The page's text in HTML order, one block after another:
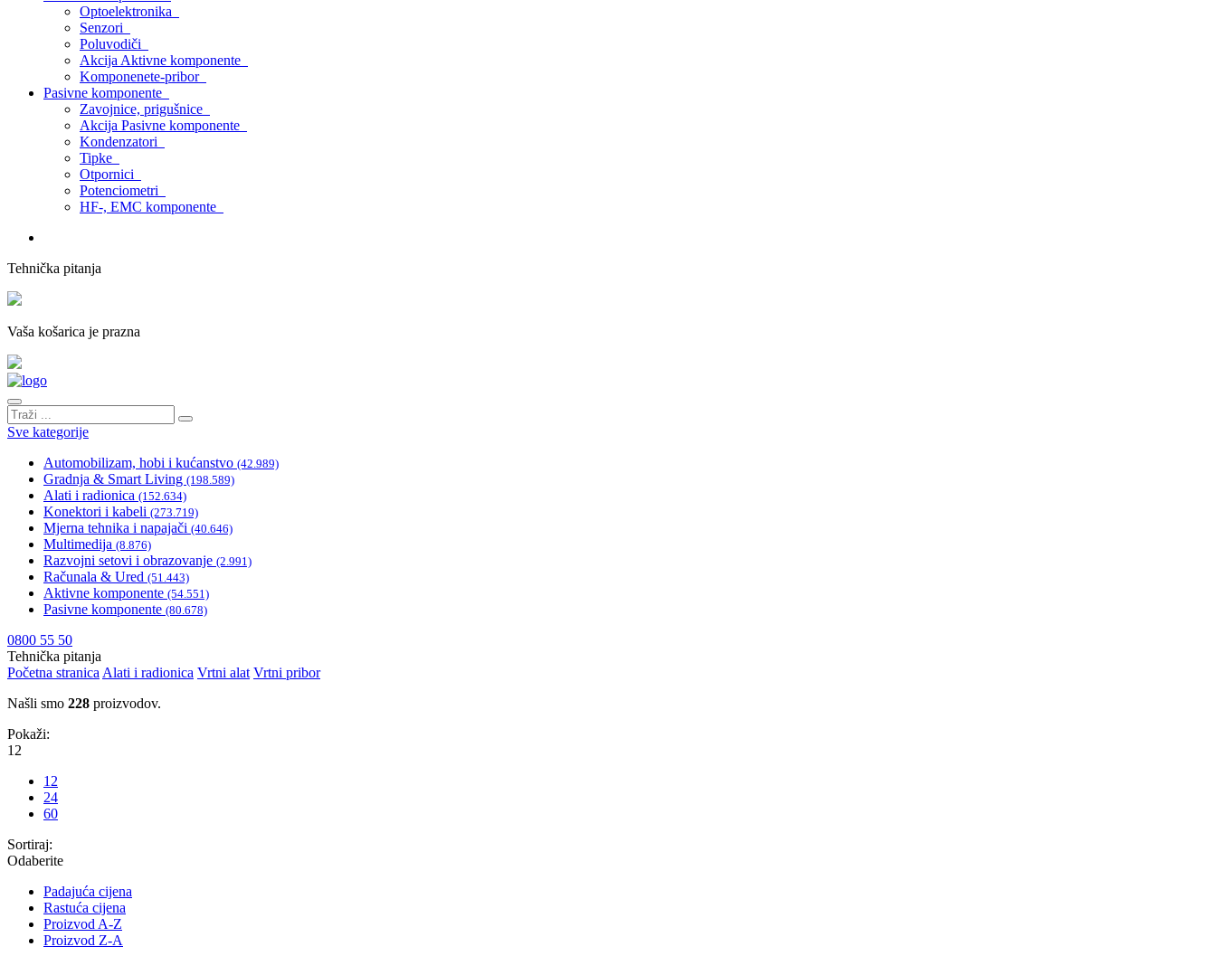
Optoelektronika
Senzori
Poluvodiči
Akcija Aktivne komponente
Komponenete-pribor
Pasivne komponente
Zavojnice, prigušnice
Akcija Pasivne komponente
Kondenzatori
Tipke
Otpornici
Potenciometri
HF-, EMC komponente
Tehnička pitanja
Vaša košarica je prazna
Sve kategorije
Automobilizam, hobi i kućanstvo (42.989)
Gradnja & Smart Living (198.589)
Alati i radionica (152.634)
Konektori i kabeli (273.719)
Mjerna tehnika i napajači (40.646)
Multimedija (8.876)
Razvojni setovi i obrazovanje (2.991)
Računala & Ured (51.443)
Aktivne komponente (54.551)
Pasivne komponente (80.678)
0800 55 50
Tehnička pitanja
Početna stranica Alati i radionica Vrtni alat Vrtni pribor
Našli smo 228 proizvodov.
Pokaži:
12
12
24
60
Sortiraj:
Odaberite
Padajuća cijena
Rastuća cijena
Proizvod A-Z
Proizvod Z-A